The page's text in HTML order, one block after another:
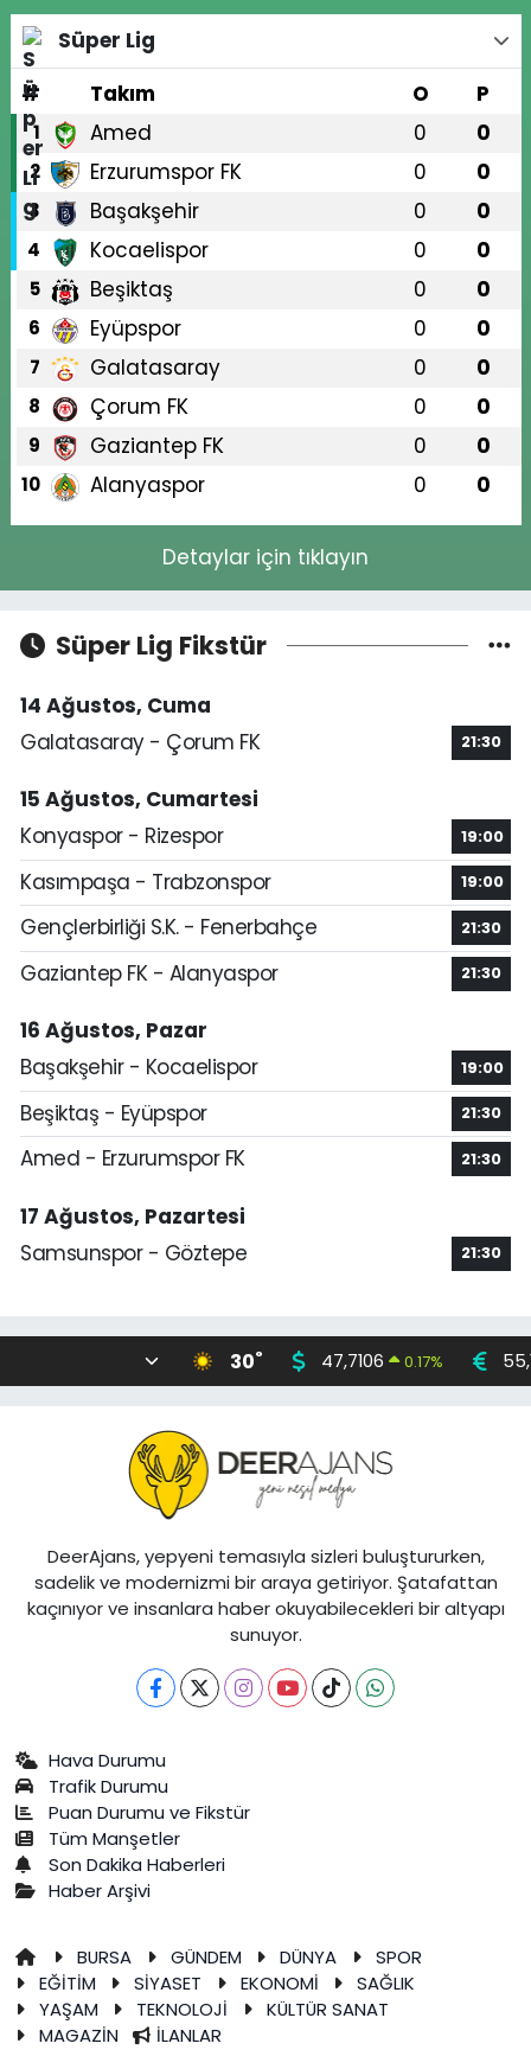
Süper Lig
#
Takım O P
1 Amed 0 0
2 Erzurumspor FK 0 0
3 Başakşehir 0 0
4 Kocaelispor 0 0
5 Beşiktaş 0 0
6 Eyüpspor 0 0
7 Galatasaray 0 0
8 Çorum FK 0 0
9 Gaziantep FK 0 0
10 Alanyaspor 0 0
Detaylar için tıklayın
Süper Lig Fikstür
14 Ağustos, Cuma
Galatasaray - Çorum FK
21:30
15 Ağustos, Cumartesi
Konyaspor - Rizespor
19:00
Kasımpaşa - Trabzonspor 19:00
Gençlerbirliği S.K. - Fenerbahçe 21:30
Gaziantep FK - Alanyaspor 21:30
16 Ağustos, Pazar
Başakşehir - Kocaelispor
19:00
Beşiktaş - Eyüpspor 21:30
Amed - Erzurumspor FK 21:30
17 Ağustos, Pazartesi
Samsunspor - Göztepe
21:30
30° 47,7106 0.17%
DeerAjans, yepyeni temasıyla sizleri buluştururken,
sadelik ve modernizmi bir araya getiriyor. Şatafattan
kaçınıyor ve insanlara haber okuyabilecekleri bir altyapı
sunuyor.
Hava Durumu
Trafik Durumu
Puan Durumu ve Fikstür
Tüm Manşetler
Son Dakika Haberleri
Haber Arşivi
BURSA GÜNDEM DÜNYA
SPOR
EĞİTİM
SİYASET EKONOMİ
SAĞLIK
YAŞAM
TEKNOLOJİ
KÜLTÜR SANAT
MAGAZİN
İLANLAR